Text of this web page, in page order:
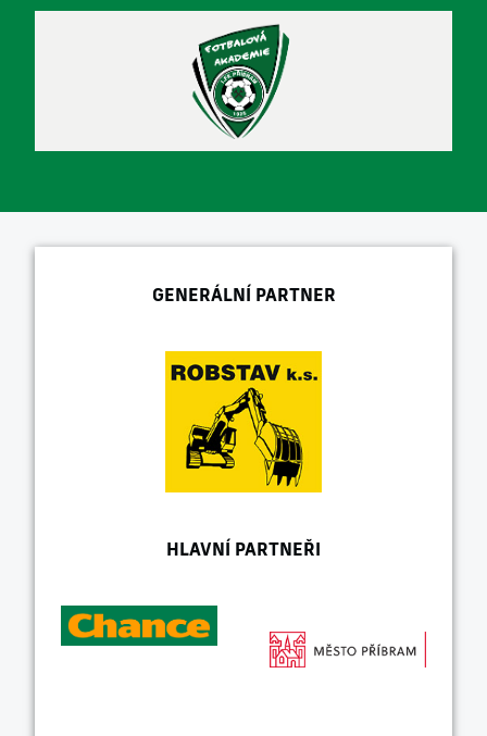
GENERÁLNÍ PARTNER
HLAVNÍ PARTNEŘI